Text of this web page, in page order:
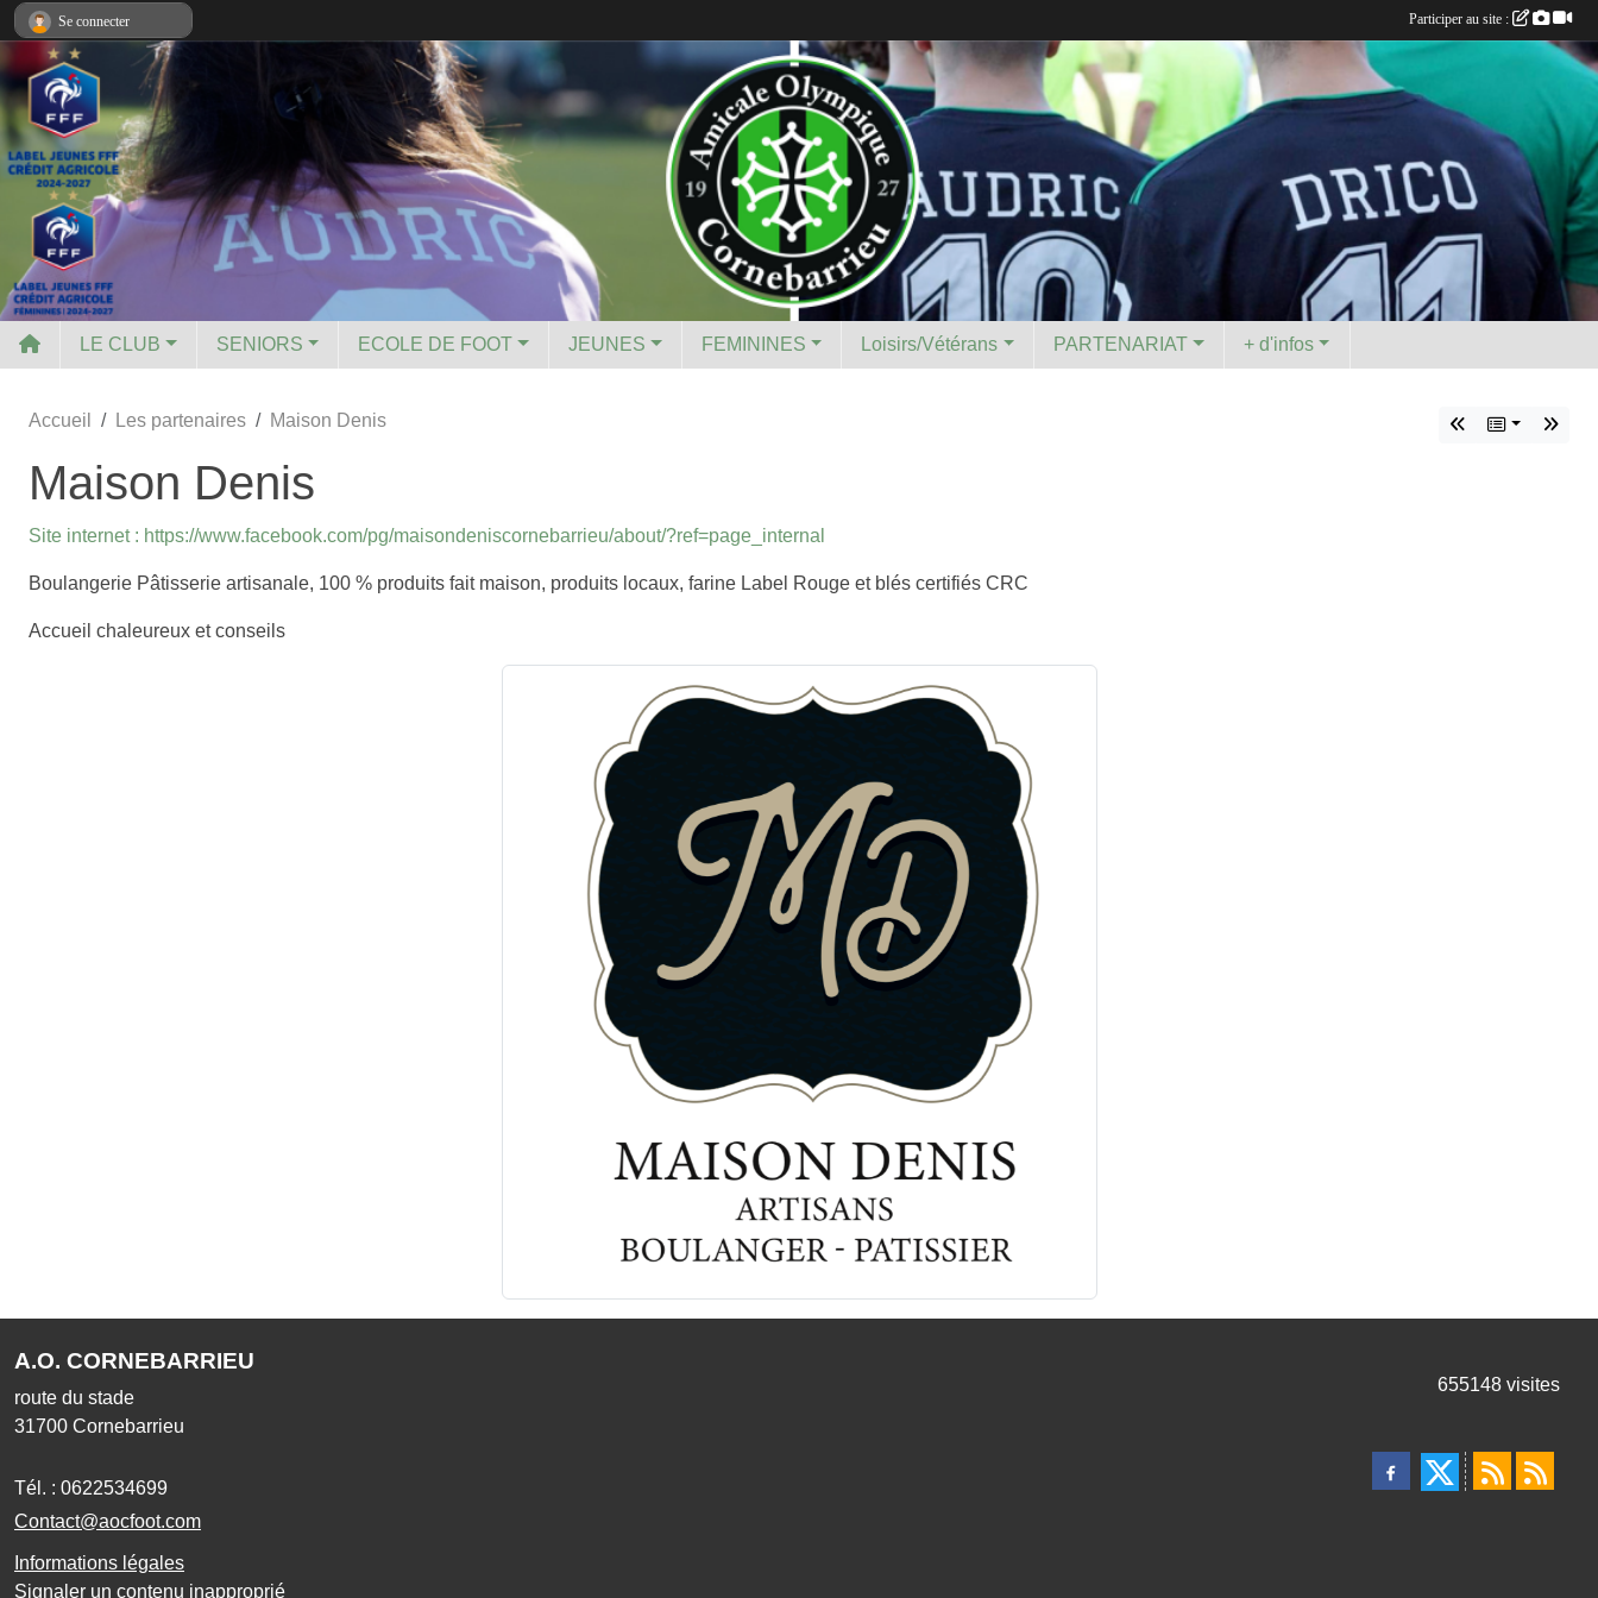
LE CLUB SENIORS ECOLE DE FOOT JEUNES FEMININES Loisirs/Vétérans PARTENARIAT + d'infos
Accueil Les partenaires Maison Denis
Maison Denis
Site internet : https://www.facebook.com/pg/maisondeniscornebarrieu/about/?ref=page_internal
Boulangerie Pâtisserie artisanale, 100 % produits fait maison, produits locaux, farine Label Rouge et blés certifiés CRC
Accueil chaleureux et conseils
A.O. CORNEBARRIEU
route du stade
31700 Cornebarrieu
Tél. : 0622534699
Contact@aocfoot.com
Informations légales
Signaler un contenu inapproprié
655148 visites
Se connecter Participer au site :
Panneau de gestion des cookies